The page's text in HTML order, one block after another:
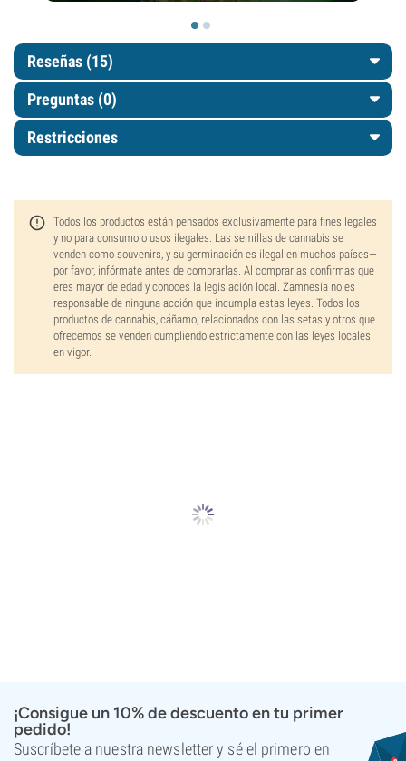
Reseñas (15)
Preguntas (0)
Restricciones
Todos los productos están pensados exclusivamente para fines legales
y no para consumo o usos ilegales. Las semillas de cannabis se
venden como souvenirs, y su germinación es ilegal en muchos países—
por favor, infórmate antes de comprarlas. Al comprarlas confirmas que
eres mayor de edad y conoces la legislación local. Zamnesia no es
responsable de ninguna acción que incumpla estas leyes. Todos los
productos de cannabis, cáñamo, relacionados con las setas y otros que
ofrecemos se venden cumpliendo estrictamente con las leyes locales
en vigor.
¡Consigue un 10% de descuento en tu primer
pedido!
Suscríbete a nuestra newsletter y sé el primero en